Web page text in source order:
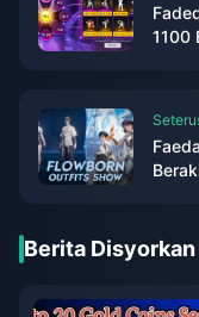
1100
Berita Disyorkan